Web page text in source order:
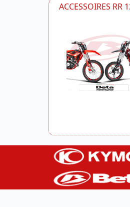
ACCESSOIRES RR